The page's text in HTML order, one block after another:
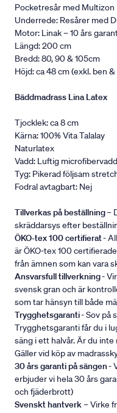
Pocketresår med Multizon
Underrede: Resårer med
Motor: Linak – 10 års
Längd: 200 cm
Bredd: 80, 90 & 105cm
Höjd: ca 48 cm (exkl. ben
Bäddmadrass Lina Latex
Tjocklek: ca 8 cm
Kärna: 100% Vita Talalay
Naturlatex
Vadd: Luftig microfibervadd
Tyg: Pikerad följsam
Fodral avtagbart: Nej
Tillverkas på beställning–
skräddarsys efter
ÖKO-tex 100 certifierat-
är ÖKO-tex 100
från ämnen som kan vara
Ansvarsfull tillverkning-
svensk gran och är
som tar hänsyn till både
Trygghetsgaranti- Sov på
Trygghetsgaranti får du i
säng i ett halvår. Är du
Gäller vid köp av
30 års garanti på sängen-
erbjuder vi hela 30 års
och fjäderbrott)
Svenskt hantverk– Virke